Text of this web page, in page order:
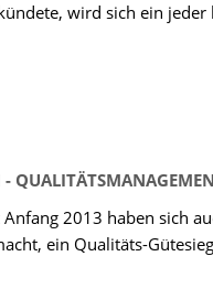
wird sich ein jeder
-
Anfang 2013 haben sich
ein Qualitäts-